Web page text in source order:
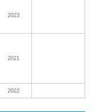
2023
2021
2022